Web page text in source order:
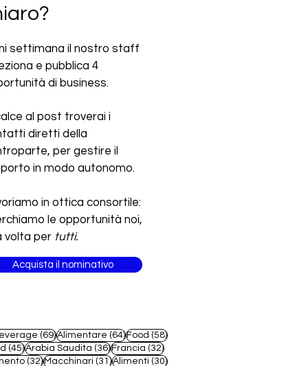
(69)69 post
Alimentare (64)64 post
Food (58)58 post
(45)45 post
Arabia Saudita (36)36 post
Francia (32)32 post
(32)32 post
Macchinari (31)31 post
Alimenti (30)30 post
settimana il nostro staff
e pubblica 4
di business.
al post troverai i
diretti della
per gestire il
in modo autonomo.
in ottica consortile:
le opportunità noi,
volta per tutti.
Acquista il nominativo